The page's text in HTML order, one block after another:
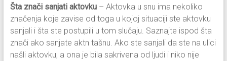
Šta znači sanjati aktovku– Aktovka u snu ima nekoliko
značenja koje zavise od toga u kojoj situaciji ste aktovku
sanjali i šta ste postupili u tom slučaju. Saznajte ispod šta
znači ako sanjate aktn tašnu. Ako ste sanjali da ste na ulici
našli aktovku, a ona je bila sakrivena od ljudi i niko nije